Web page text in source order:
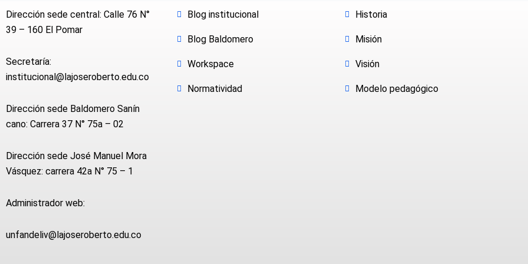
Dirección sede central: Calle 76 N°
39 – 160 El Pomar
Secretaría:
institucional@lajoseroberto.edu.co
Dirección sede Baldomero Sanín
cano: Carrera 37 N° 75a – 02
Dirección sede José Manuel Mora
Vásquez: carrera 42a N° 75 – 1
Administrador web:
unfandeliv@lajoseroberto.edu.co
Blog institucional
Blog Baldomero
Workspace
Normatividad
Historia
Misión
Visión
Modelo pedagógico